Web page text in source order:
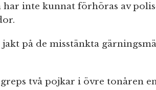
har inte kunnat förhöras av
på de misstänkta
två pojkar i övre tonåren